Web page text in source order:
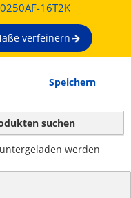
16T2K
verfeinern
Speichern
suchen
werden